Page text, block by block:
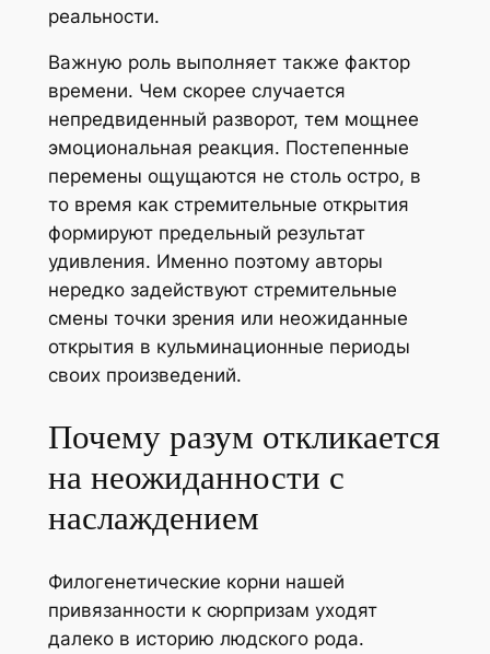
реальности.
Важную роль выполняет также фактор
времени. Чем скорее случается
непредвиденный разворот, тем мощнее
эмоциональная реакция. Постепенные
перемены ощущаются не столь остро, в
то время как стремительные открытия
формируют предельный результат
удивления. Именно поэтому авторы
нередко задействуют стремительные
смены точки зрения или неожиданные
открытия в кульминационные периоды
своих произведений.
Почему разум откликается
на неожиданности с
наслаждением
Филогенетические корни нашей
привязанности к сюрпризам уходят
далеко в историю людского рода.